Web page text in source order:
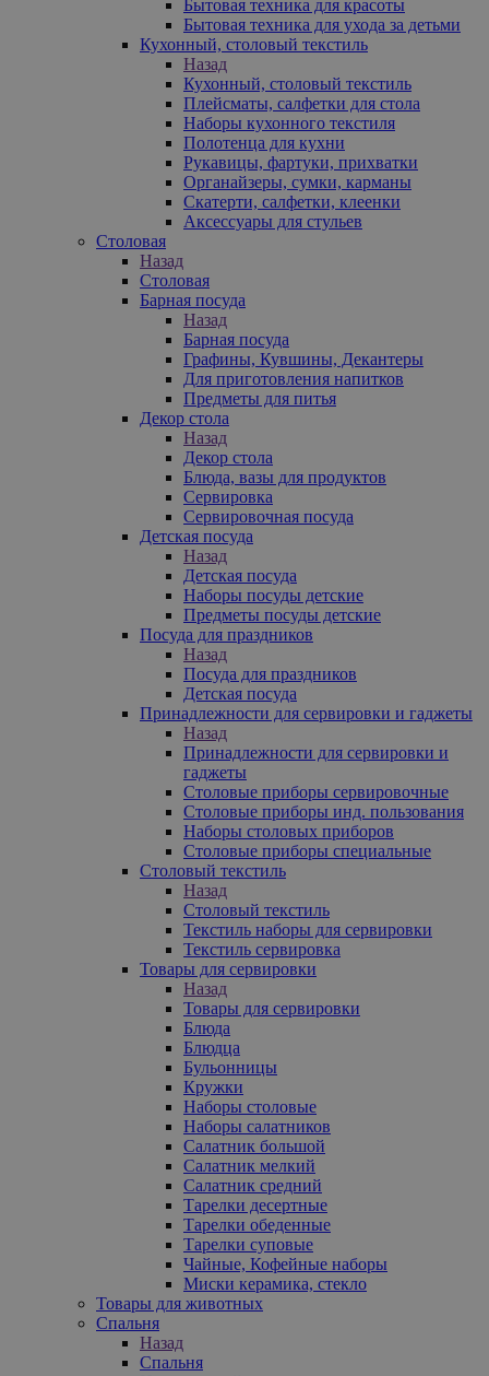
Бытовая техника для красоты
Бытовая техника для ухода за детьми
Кухонный, столовый текстиль
Назад
Кухонный, столовый текстиль
Плейсматы, салфетки для стола
Наборы кухонного текстиля
Полотенца для кухни
Рукавицы, фартуки, прихватки
Органайзеры, сумки, карманы
Скатерти, салфетки, клеенки
Аксессуары для стульев
Столовая
Назад
Столовая
Барная посуда
Назад
Барная посуда
Графины, Кувшины, Декантеры
Для приготовления напитков
Предметы для питья
Декор стола
Назад
Декор стола
Блюда, вазы для продуктов
Сервировка
Сервировочная посуда
Детская посуда
Назад
Детская посуда
Наборы посуды детские
Предметы посуды детские
Посуда для праздников
Назад
Посуда для праздников
Детская посуда
Принадлежности для сервировки и гаджеты
Назад
Принадлежности для сервировки и
гаджеты
Столовые приборы сервировочные
Столовые приборы инд. пользования
Наборы столовых приборов
Столовые приборы специальные
Столовый текстиль
Назад
Столовый текстиль
Текстиль наборы для сервировки
Текстиль сервировка
Товары для сервировки
Назад
Товары для сервировки
Блюда
Блюдца
Бульонницы
Кружки
Наборы столовые
Наборы салатников
Салатник большой
Салатник мелкий
Салатник средний
Тарелки десертные
Тарелки обеденные
Тарелки суповые
Чайные, Кофейные наборы
Миски керамика, стекло
Товары для животных
Спальня
Назад
Спальня